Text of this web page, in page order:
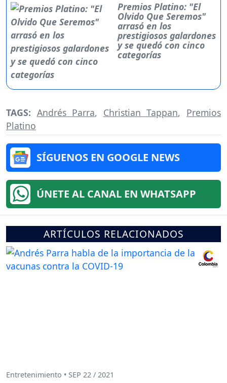
Premios Platino: "El
Olvido Que Seremos"
arrasó en los
prestigiosos galardones
y se quedó con cinco
categorías
TAGS: Andrés Parra, Christian Tappan, Premios
Platino
SÍGUENOS EN GOOGLE NEWS
ÚNETE AL CANAL EN WHATSAPP
ARTÍCULOS RELACIONADOS
Entretenimiento • SEP 22 / 2021